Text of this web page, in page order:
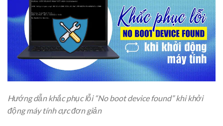
Hướng dẫn khắc phục lỗi “No boot device found” khi khởi
động máy tính cực đơn giản